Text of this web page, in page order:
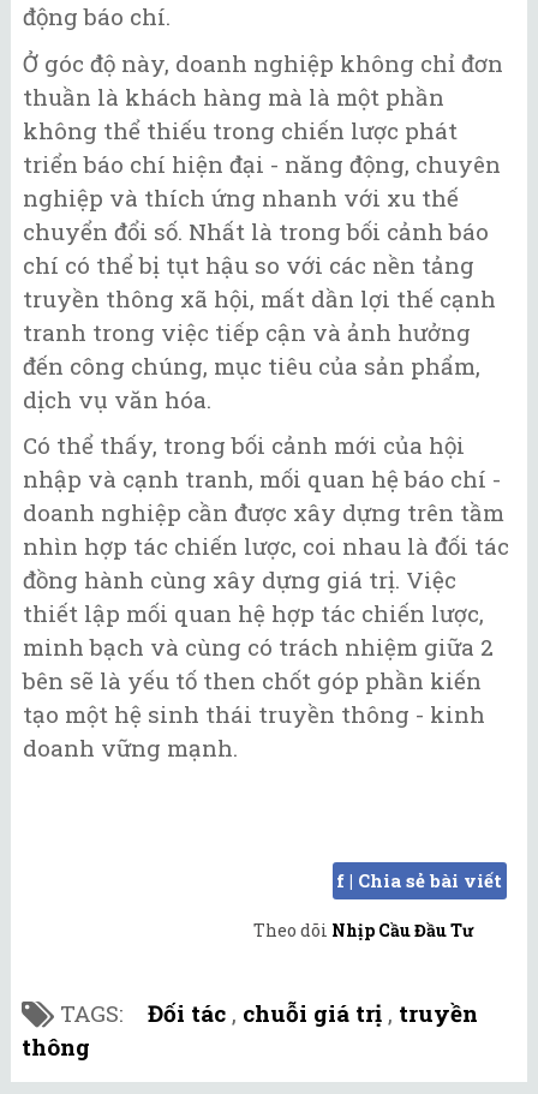
động báo chí.
Ở góc độ này, doanh nghiệp không chỉ đơn
thuần là khách hàng mà là một phần
không thể thiếu trong chiến lược phát
triển báo chí hiện đại - năng động, chuyên
nghiệp và thích ứng nhanh với xu thế
chuyển đổi số. Nhất là trong bối cảnh báo
chí có thể bị tụt hậu so với các nền tảng
truyền thông xã hội, mất dần lợi thế cạnh
tranh trong việc tiếp cận và ảnh hưởng
đến công chúng, mục tiêu của sản phẩm,
dịch vụ văn hóa.
Có thể thấy, trong bối cảnh mới của hội
nhập và cạnh tranh, mối quan hệ báo chí -
doanh nghiệp cần được xây dựng trên tầm
nhìn hợp tác chiến lược, coi nhau là đối tác
đồng hành cùng xây dựng giá trị. Việc
thiết lập mối quan hệ hợp tác chiến lược,
minh bạch và cùng có trách nhiệm giữa 2
bên sẽ là yếu tố then chốt góp phần kiến
tạo một hệ sinh thái truyền thông - kinh
doanh vững mạnh.
f | Chia sẻ bài viết
Theo dõi Nhịp Cầu Đầu Tư
TAGS: Đối tác , chuỗi giá trị , truyền
thông